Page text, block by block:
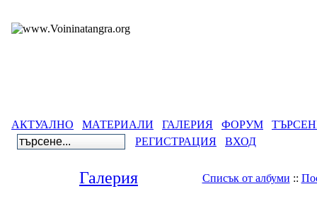
АКТУАЛНО МАТЕРИАЛИ ГАЛЕРИЯ ФОРУМ
РЕГИСТРАЦИЯ
ВХОД
Галерия Списък от албуми ::